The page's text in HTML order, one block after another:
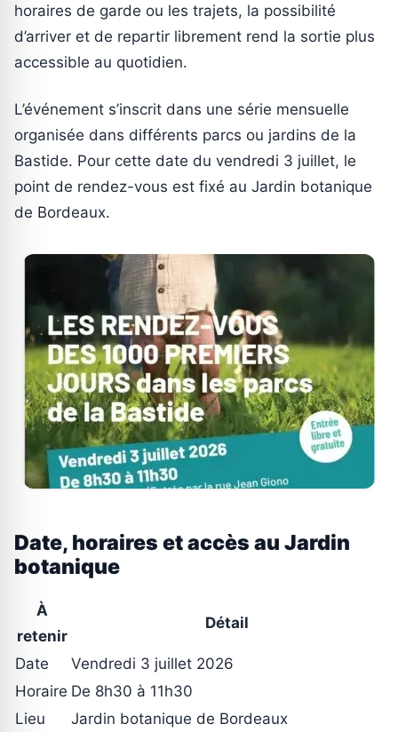
horaires de garde ou les trajets, la possibilité
d’arriver et de repartir librement rend la sortie plus
accessible au quotidien.
L’événement s’inscrit dans une série mensuelle
organisée dans différents parcs ou jardins de la
Bastide. Pour cette date du vendredi 3 juillet, le
point de rendez-vous est fixé au Jardin botanique
de Bordeaux.
Date, horaires et accès au Jardin
botanique
À
retenir
Détail
Date
Vendredi 3 juillet 2026
Horaire De 8h30 à 11h30
Lieu
Jardin botanique de Bordeaux